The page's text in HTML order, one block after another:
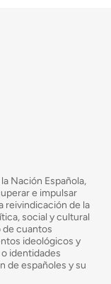
Nación Española,
e impulsar
reivindicación de la
social y cultural
cuantos
ideológicos y
identidades
de españoles y su